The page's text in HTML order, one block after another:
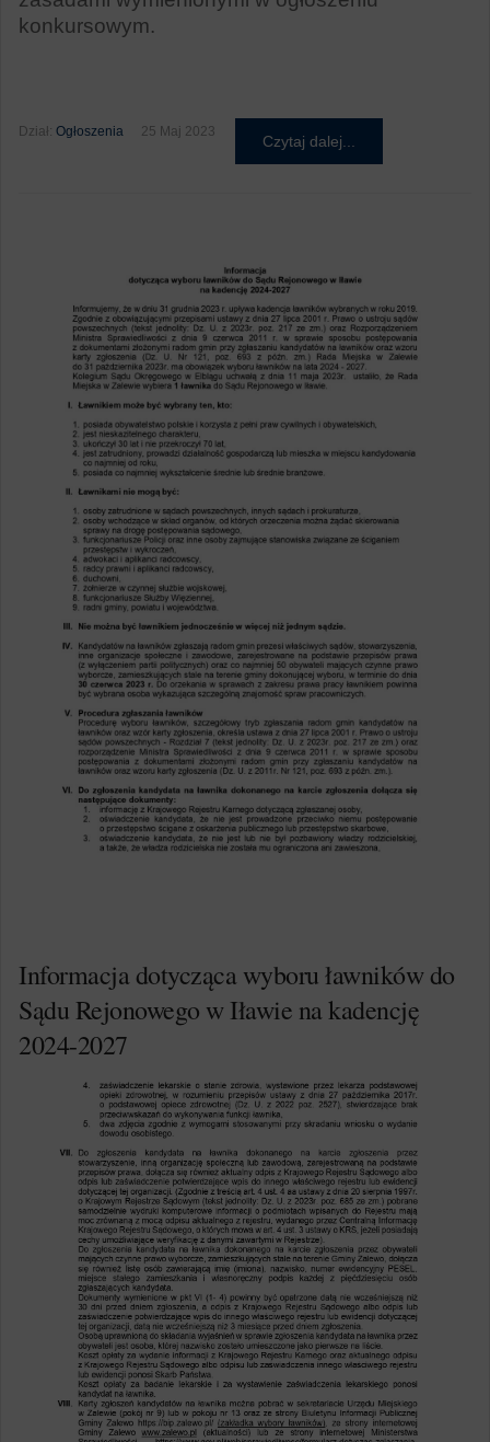
konkursowym.
Dział: Ogłoszenia 25 Maj 2023
Czytaj dalej...
Informacja dotycząca wyboru ławników do
Sądu Rejonowego w Iławie na kadencję
2024-2027